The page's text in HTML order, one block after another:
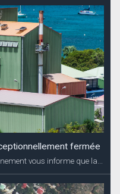
fermée
vous informe que la...